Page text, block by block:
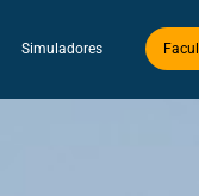
Simuladores